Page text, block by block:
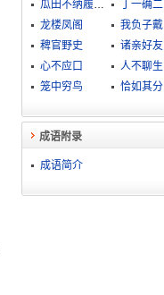
瓜田不纳履，李下不整冠
丁一确二
龙楼凤阁
我负子戴
稗官野史
诸亲好友
心不应口
人不聊生
笼中穷鸟
恰如其分
成语附录
成语简介